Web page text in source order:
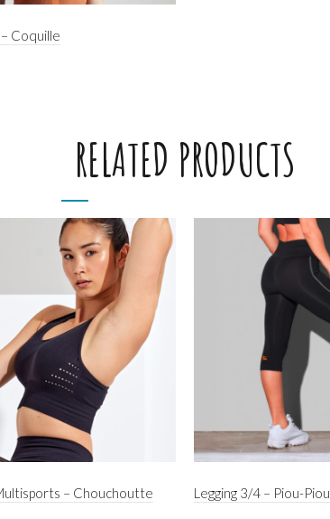
Coquille
RELATED PRODUCTS
– Chouchoutte Legging 3/4 – Piou-Piou